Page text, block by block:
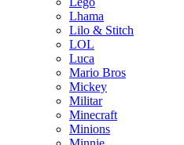
Lhama
Lilo & Stitch
LOL
Luca
Mario Bros
Mickey
Militar
Minecraft
Minions